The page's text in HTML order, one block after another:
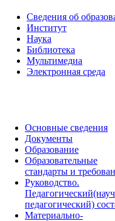
Сведения об
Институт
Наука
Библиотека
Мультимедиа
Электронная среда
Основные сведения
Документы
Образование
Образовательные
стандарты и
Руководство.
педагогический)
Материально-